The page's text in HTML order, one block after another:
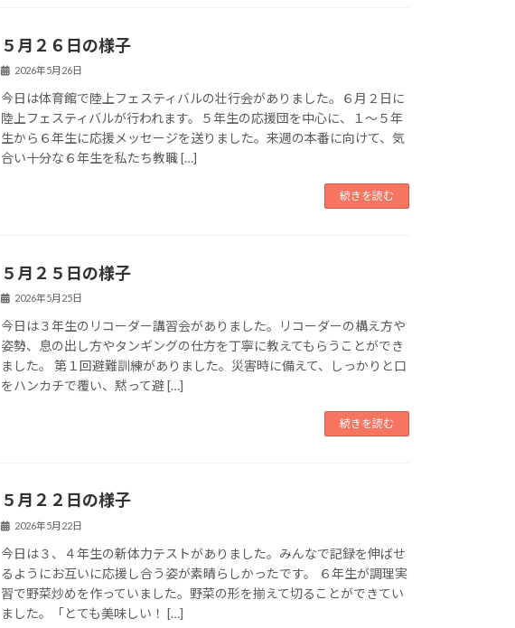
５月２６日の様子
2026年5月26日
今日は体育館で陸上フェスティバルの壮行会がありました。６月２日に
陸上フェスティバルが行われます。５年生の応援団を中心に、１～５年
生から６年生に応援メッセージを送りました。来週の本番に向けて、気
合い十分な６年生を私たち教職 […]
続きを読む
５月２５日の様子
2026年5月25日
今日は３年生のリコーダー講習会がありました。リコーダーの構え方や
姿勢、息の出し方やタンギングの仕方を丁寧に教えてもらうことができ
ました。 第１回避難訓練がありました。災害時に備えて、しっかりと口
をハンカチで覆い、黙って避 […]
続きを読む
５月２２日の様子
2026年5月22日
今日は３、４年生の新体力テストがありました。みんなで記録を伸ばせ
るようにお互いに応援し合う姿が素晴らしかったです。 ６年生が調理実
習で野菜炒めを作っていました。野菜の形を揃えて切ることができてい
ました。「とても美味しい！ […]